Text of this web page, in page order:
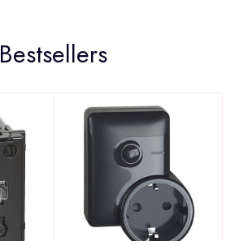
Bestsellers